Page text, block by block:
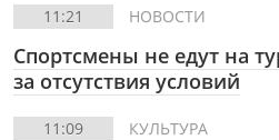
11:21 НОВОСТИ
Спортсмены не едут на
за отсутствия условий
11:09 КУЛЬТУРА